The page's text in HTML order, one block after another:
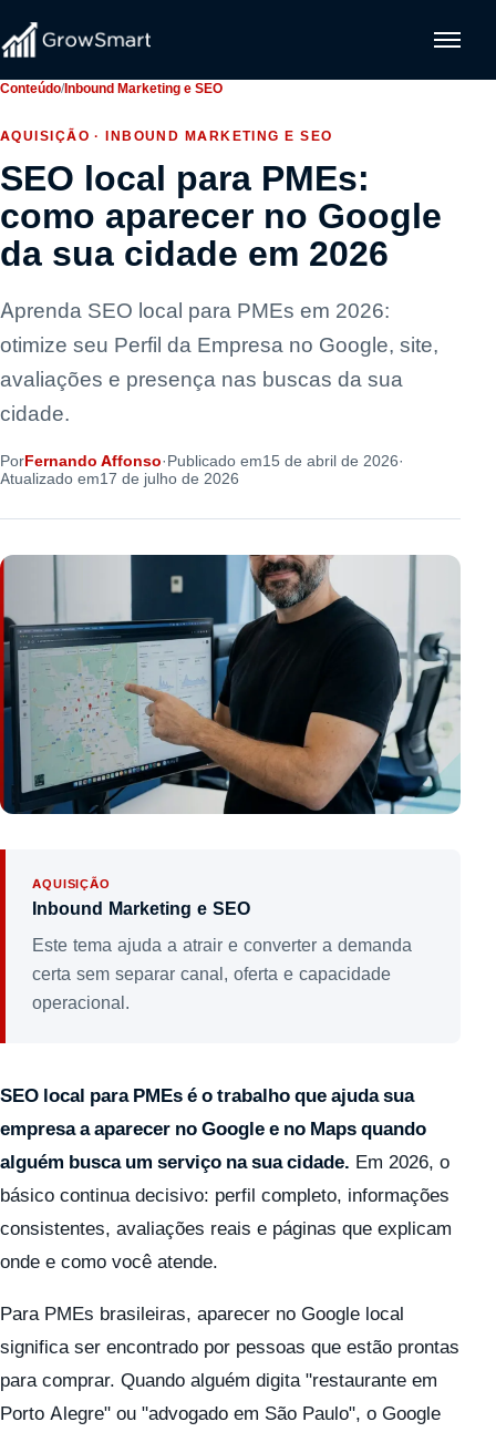
Conteúdo/Inbound Marketing e SEO
AQUISIÇÃO · INBOUND MARKETING E SEO
SEO local para PMEs:
como aparecer no Google
da sua cidade em 2026
Aprenda SEO local para PMEs em 2026:
otimize seu Perfil da Empresa no Google, site,
avaliações e presença nas buscas da sua
cidade.
PorFernando Affonso·Publicado em15 de abril de 2026·
Atualizado em17 de julho de 2026
AQUISIÇÃO
Inbound Marketing e SEO
Este tema ajuda a atrair e converter a demanda
certa sem separar canal, oferta e capacidade
operacional.
SEO local para PMEs é o trabalho que ajuda sua
empresa a aparecer no Google e no Maps quando
alguém busca um serviço na sua cidade. Em 2026, o
básico continua decisivo: perfil completo, informações
consistentes, avaliações reais e páginas que explicam
onde e como você atende.
Para PMEs brasileiras, aparecer no Google local
significa ser encontrado por pessoas que estão prontas
para comprar. Quando alguém digita "restaurante em
Porto Alegre" ou "advogado em São Paulo", o Google